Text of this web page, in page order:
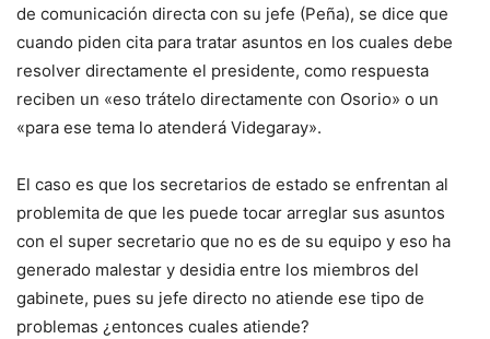
de comunicación directa con su jefe (Peña), se dice que
cuando piden cita para tratar asuntos en los cuales debe
resolver directamente el presidente, como respuesta
reciben un «eso trátelo directamente con Osorio» o un
«para ese tema lo atenderá Videgaray».
El caso es que los secretarios de estado se enfrentan al
problemita de que les puede tocar arreglar sus asuntos
con el super secretario que no es de su equipo y eso ha
generado malestar y desidia entre los miembros del
gabinete, pues su jefe directo no atiende ese tipo de
problemas ¿entonces cuales atiende?